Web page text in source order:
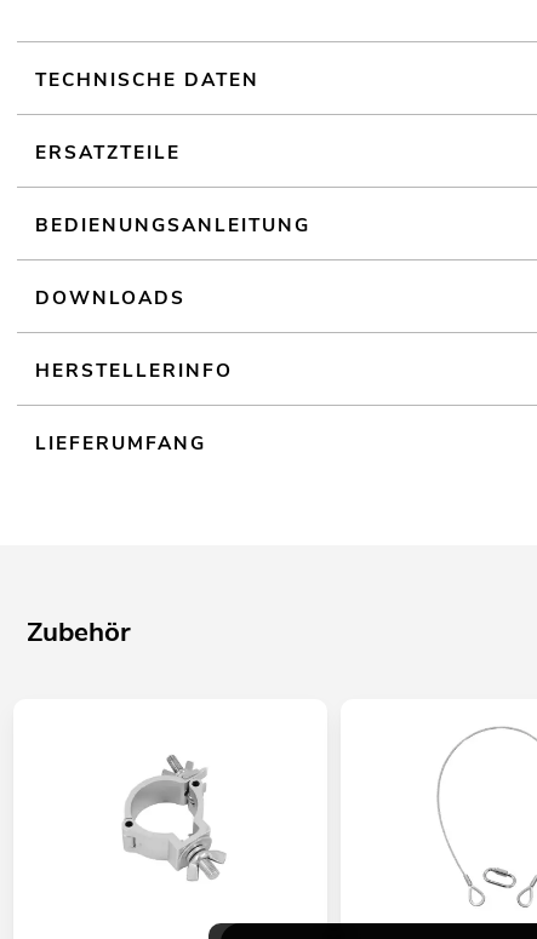
TECHNISCHE DATEN
ERSATZTEILE
BEDIENUNGSANLEITUNG
DOWNLOADS
HERSTELLERINFO
LIEFERUMFANG
Zubehör